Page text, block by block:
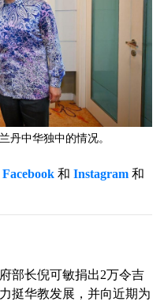
丹中华独中的情况。
Facebook 和 Instagram 和
部长倪可敏捐出2万令吉
挺华教发展，并向近期为